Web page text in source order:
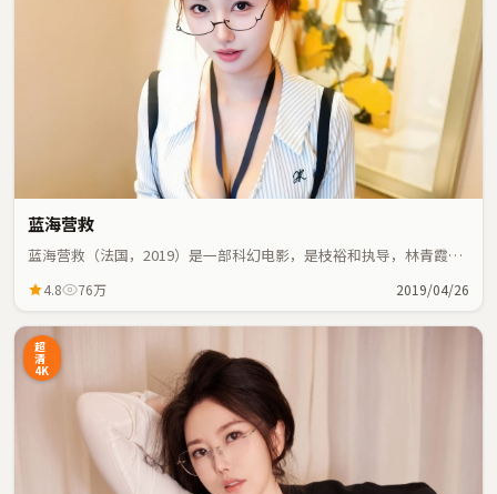
蓝海营救
蓝海营救（法国，2019）是一部科幻电影，是枝裕和执导，林青霞、
4.8 76万 2019/04/26
超
清
4K